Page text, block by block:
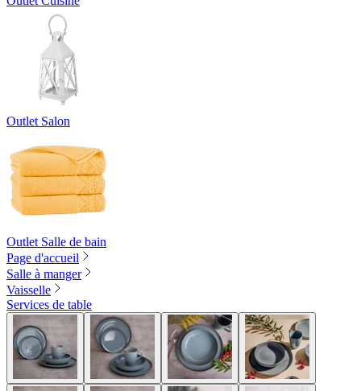
Outlet Salon
Outlet Salle de bain
Page d'accueil
Salle à manger
Vaisselle
Services de table